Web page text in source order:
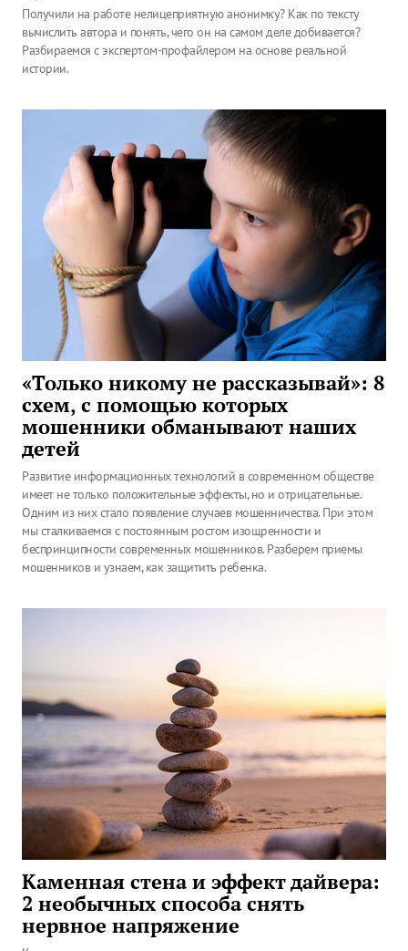
Получили на работе нелицеприятную анонимку? Как по тексту
вычислить автора и понять, чего он на самом деле добивается?
Разбираемся с экспертом-профайлером на основе реальной
истории.
«Только никому не рассказывай»: 8
схем, с помощью которых
мошенники обманывают наших
детей
Развитие информационных технологий в современном обществе
имеет не только положительные эффекты, но и отрицательные.
Одним из них стало появление случаев мошенничества. При этом
мы сталкиваемся с постоянным ростом изощренности и
беспринципности современных мошенников. Разберем приемы
мошенников и узнаем, как защитить ребенка.
Каменная стена и эффект дайвера:
2 необычных способа снять
нервное напряжение